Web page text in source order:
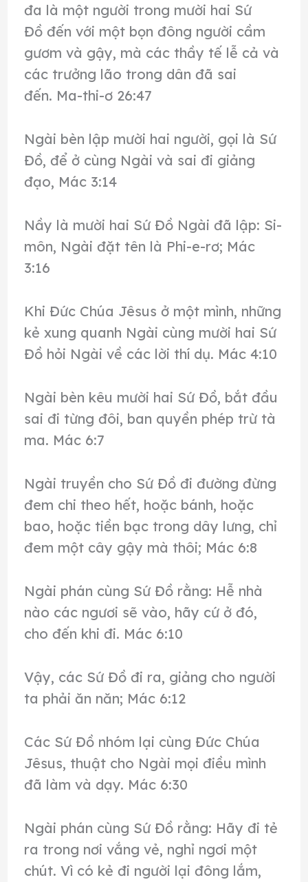
đa là một người trong mười hai Sứ
Đồ đến với một bọn đông người cầm
gươm và gậy, mà các thầy tế lễ cả và
các trưởng lão trong dân đã sai
đến. Ma-thi-ơ 26:47
Ngài bèn lập mười hai người, gọi là Sứ
Đồ, để ở cùng Ngài và sai đi giảng
đạo, Mác 3:14
Nầy là mười hai Sứ Đồ Ngài đã lập: Si-
môn, Ngài đặt tên là Phi-e-rơ; Mác
3:16
Khi Đức Chúa Jêsus ở một mình, những
kẻ xung quanh Ngài cùng mười hai Sứ
Đồ hỏi Ngài về các lời thí dụ. Mác 4:10
Ngài bèn kêu mười hai Sứ Đồ, bắt đầu
sai đi từng đôi, ban quyền phép trừ tà
ma. Mác 6:7
Ngài truyền cho Sứ Đồ đi đường đừng
đem chi theo hết, hoặc bánh, hoặc
bao, hoặc tiền bạc trong dây lưng, chỉ
đem một cây gậy mà thôi; Mác 6:8
Ngài phán cùng Sứ Đồ rằng: Hễ nhà
nào các ngươi sẽ vào, hãy cứ ở đó,
cho đến khi đi. Mác 6:10
Vậy, các Sứ Đồ đi ra, giảng cho người
ta phải ăn năn; Mác 6:12
Các Sứ Đồ nhóm lại cùng Đức Chúa
Jêsus, thuật cho Ngài mọi điều mình
đã làm và dạy. Mác 6:30
Ngài phán cùng Sứ Đồ rằng: Hãy đi tẻ
ra trong nơi vắng vẻ, nghỉ ngơi một
chút. Vì có kẻ đi người lại đông lắm,